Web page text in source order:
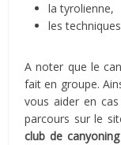
la tyrolienne,
les
A noter que le
fait en groupe.
vous aider en
parcours sur le
club de